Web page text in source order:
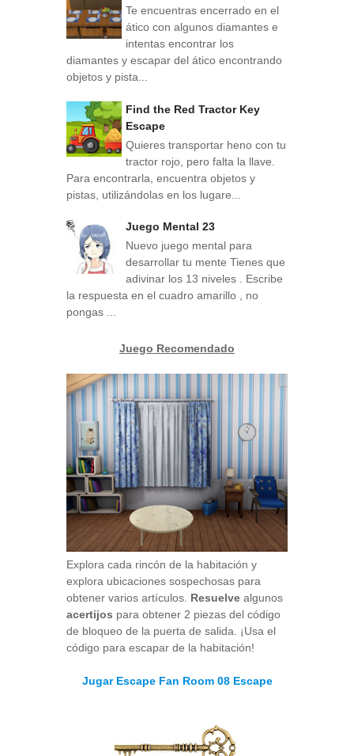
Te encuentras encerrado en el
ático con algunos diamantes e
intentas encontrar los
diamantes y escapar del ático encontrando
objetos y pista...
Find the Red Tractor Key
Escape
Quieres transportar heno con tu
tractor rojo, pero falta la llave.
Para encontrarla, encuentra objetos y
pistas, utilizándolas en los lugare...
Juego Mental 23
Nuevo juego mental para
desarrollar tu mente Tienes que
adivinar los 13 niveles . Escribe
la respuesta en el cuadro amarillo , no
pongas ...
Juego Recomendado
Explora cada rincón de la habitación y
explora ubicaciones sospechosas para
obtener varios artículos. Resuelve algunos
acertijos para obtener 2 piezas del código
de bloqueo de la puerta de salida. ¡Usa el
código para escapar de la habitación!
Jugar Escape Fan Room 08 Escape